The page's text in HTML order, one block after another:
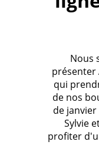
Nous
présenter
qui
de nos
de
Sylvie
profiter